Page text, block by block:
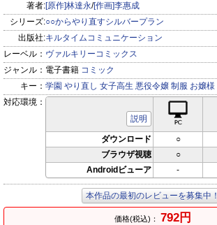
著者:[原作]林達永/[作画]李惠成
シリーズ:○○からやり直すシルバープラン
出版社:キルタイムコミュニケーション
レーベル： ヴァルキリーコミックス
ジャンル： 電子書籍 コミック
キー： 学園 やり直し 女子高生 悪役令嬢 制服 お嬢様
対応環境：
説明
ダウンロード ○
ブラウザ視聴
○
Androidビューア
-
本作品の最初のレビューを募集中！
価格(税込)： 792円